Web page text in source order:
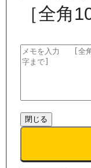
［全角
閉じる